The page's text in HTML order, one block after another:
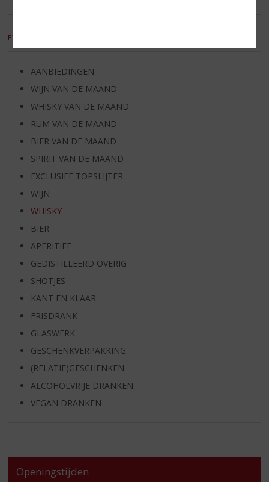
EXCL. BTW
AANBIEDINGEN
WIJN VAN DE MAAND
WHISKY VAN DE MAAND
RUM VAN DE MAAND
BIER VAN DE MAAND
SPIRIT VAN DE MAAND
EXCLUSIEF TOPSLIJTER
WIJN
WHISKY
BIER
APERITIEF
GEDISTILLEERD OVERIG
SHOTJES
KANT EN KLAAR
FRISDRANK
GLASWERK
GESCHENKVERPAKKING
(RELATIE)GESCHENKEN
ALCOHOLVRIJE DRANKEN
VEGAN DRANKEN
Openingstijden